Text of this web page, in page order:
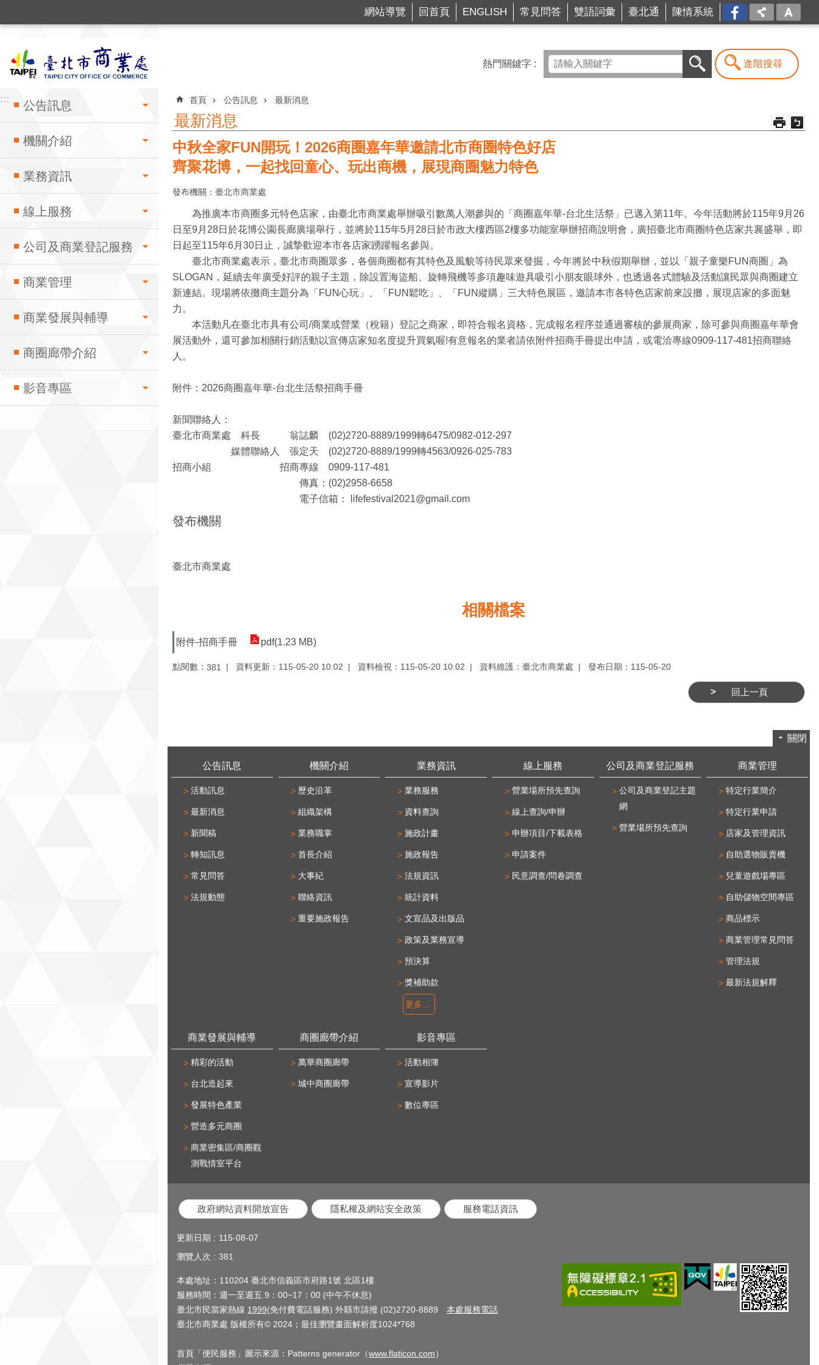
網站導覽 回首頁 ENGLISH 常見問答 雙語詞彙 臺北通 陳情系統 FB
::: 公告訊息
機關介紹
業務資訊
線上服務
公司及商業登記服務
商業管理
商業發展與輔導
商圈廊帶介紹
影音專區
熱門關鍵字 進階搜尋
:::
首頁 公告訊息 最新消息
最新消息
中秋全家FUN開玩！2026商圈嘉年華邀請北市商圈特色好店
齊聚花博，一起找回童心、玩出商機，展現商圈魅力特色
發布機關：臺北市商業處
為推廣本市商圈多元特色店家，由臺北市商業處舉辦吸引數萬人潮參與的「商圈嘉年華-台北生活祭」已邁入第11年。今年活動將於115年9月26
日至9月28日於花博公園長廊廣場舉行，並將於115年5月28日於市政大樓西區2樓多功能室舉辦招商說明會，廣招臺北市商圈特色店家共襄盛舉，即
日起至115年6月30日止，誠摯歡迎本市各店家踴躍報名參與。
臺北市商業處表示，臺北市商圈眾多，各個商圈都有其特色及風貌等待民眾來發掘，今年將於中秋假期舉辦，並以「親子童樂FUN商圈」為
SLOGAN，延續去年廣受好評的親子主題，除設置海盜船、旋轉飛機等多項趣味遊具吸引小朋友眼球外，也透過各式體驗及活動讓民眾與商圈建立
新連結。現場將依攤商主題分為「FUN心玩」、「FUN鬆吃」、「FUN縱購」三大特色展區，邀請本市各特色店家前來設攤，展現店家的多面魅
力。
本活動凡在臺北市具有公司/商業或營業（稅籍）登記之商家，即符合報名資格，完成報名程序並通過審核的參展商家，除可參與商圈嘉年華會
展活動外，還可參加相關行銷活動以宣傳店家知名度提升買氣喔!有意報名的業者請依附件招商手冊提出申請，或電洽專線0909-117-481招商聯絡
人。
附件：2026商圈嘉年華-台北生活祭招商手冊
新聞聯絡人：
臺北市商業處 科長 翁誌麟 (02)2720-8889/1999轉6475/0982-012-297
媒體聯絡人 張定天 (02)2720-8889/1999轉4563/0926-025-783
招商小組 招商專線 0909-117-481
傳真：(02)2958-6658
電子信箱： lifefestival2021@gmail.com
發布機關
臺北市商業處
相關檔案
附件-招商手冊 pdf(1.23 MB)
點閱數： 381 資料更新：115-05-20 10:02 資料檢視：115-05-20 10:02 資料維護：臺北市商業處 發布日期：115-05-20
回上一頁
關閉
公告訊息
活動訊息
最新消息
新聞稿
轉知訊息
常見問答
法規動態
機關介紹
歷史沿革
組織架構
業務職掌
首長介紹
大事紀
聯絡資訊
重要施政報告
業務資訊
業務服務
資料查詢
施政計畫
施政報告
法規資訊
統計資料
文宣品及出版品
政策及業務宣導
預決算
獎補助款
更多...
線上服務
營業場所預先查詢
線上查詢/申辦
申辦項目/下載表格
申請案件
民意調查/問卷調查
公司及商業登記服務
公司及商業登記主題
網
營業場所預先查詢
商業管理
特定行業簡介
特定行業申請
店家及管理資訊
自助選物販賣機
兒童遊戲場專區
自助儲物空間專區
商品標示
商業管理常見問答
管理法規
最新法規解釋
商業發展與輔導
精彩的活動
台北造起來
發展特色產業
營造多元商圈
商業密集區/商圈觀
測戰情室平台
商圈廊帶介紹
萬華商圈廊帶
城中商圈廊帶
影音專區
活動相簿
宣導影片
數位專區
政府網站資料開放宣告 隱私權及網站安全政策 服務電話資訊
更新日期
115-08-07
瀏覽人次
381
本處地址：110204 臺北市信義區市府路1號 北區1樓
服務時間：週一至週五 9：00~17：00 (中午不休息)
臺北市民當家熱線 1999(免付費電話服務) 外縣市請撥 (02)2720-8889 本處服務電話
臺北市商業處 版權所有© 2024；最佳瀏覽畫面解析度1024*768
首頁「便民服務」圖示來源：Patterns generator（www.flaticon.com）